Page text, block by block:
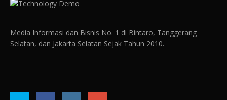
Media Informasi dan Bisnis No. 1 di Bintaro, Tanggerang
Selatan, dan Jakarta Selatan Sejak Tahun 2010.